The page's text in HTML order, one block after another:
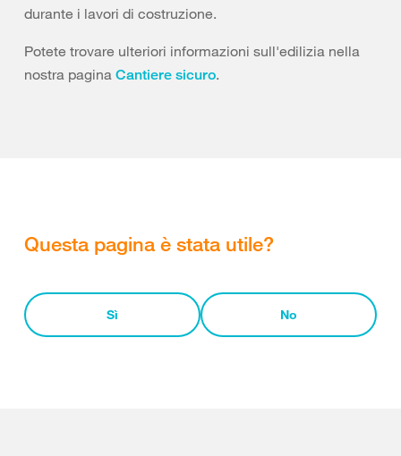
durante i lavori di costruzione.
Potete trovare ulteriori informazioni sull'edilizia nella
nostra pagina Cantiere sicuro.
Questa pagina è stata utile?
Sì No